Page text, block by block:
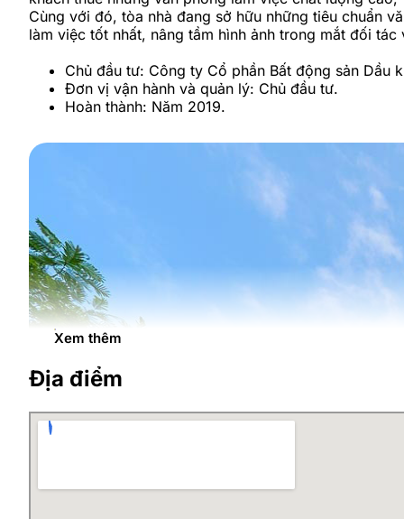
Cùng với đó, tòa nhà đang sở hữu những tiêu chuẩn
làm việc tốt nhất, nâng tầm hình ảnh trong mắt đối tác
Chủ đầu tư: Công ty Cổ phần Bất động sản Dầu
Đơn vị vận hành và quản lý: Chủ đầu tư.
Hoàn thành: Năm 2019.
Xem thêm
Địa điểm